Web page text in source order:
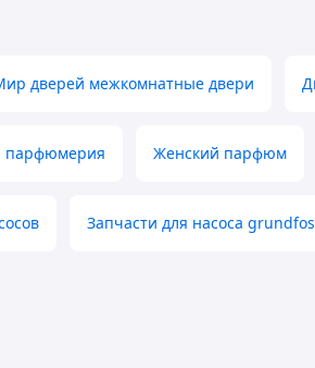
дверей межкомнатные двери
парфюмерия Женский парфюм
Запчасти для насоса grundfos